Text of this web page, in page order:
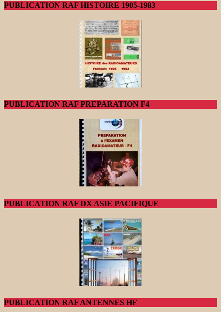
PUBLICATION RAF HISTOIRE 1905-1983
PUBLICATION RAF PREPARATION F4
PUBLICATION RAF DX ASIE PACIFIQUE
PUBLICATION RAF ANTENNES HF